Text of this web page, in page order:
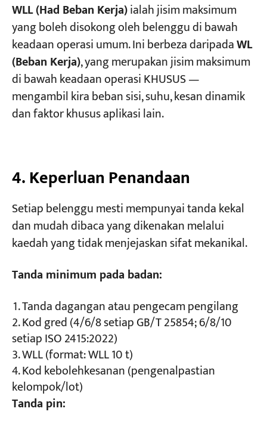
WLL (Had Beban Kerja)ialah jisim maksimum
yang boleh disokong oleh belenggu di bawah
keadaan operasi umum. Ini berbeza daripadaWL
(Beban Kerja), yang merupakan jisim maksimum
di bawah keadaan operasi KHUSUS —
mengambil kira beban sisi, suhu, kesan dinamik
dan faktor khusus aplikasi lain.
4. Keperluan Penandaan
Setiap belenggu mesti mempunyai tanda kekal
dan mudah dibaca yang dikenakan melalui
kaedah yang tidak menjejaskan sifat mekanikal.
Tanda minimum pada badan:
Tanda dagangan atau pengecam pengilang
Kod gred (4/6/8 setiap GB/T 25854; 6/8/10
setiap ISO 2415:2022)
WLL (format: WLL 10 t)
Kod kebolehkesanan (pengenalpastian
kelompok/lot)
Tanda pin: